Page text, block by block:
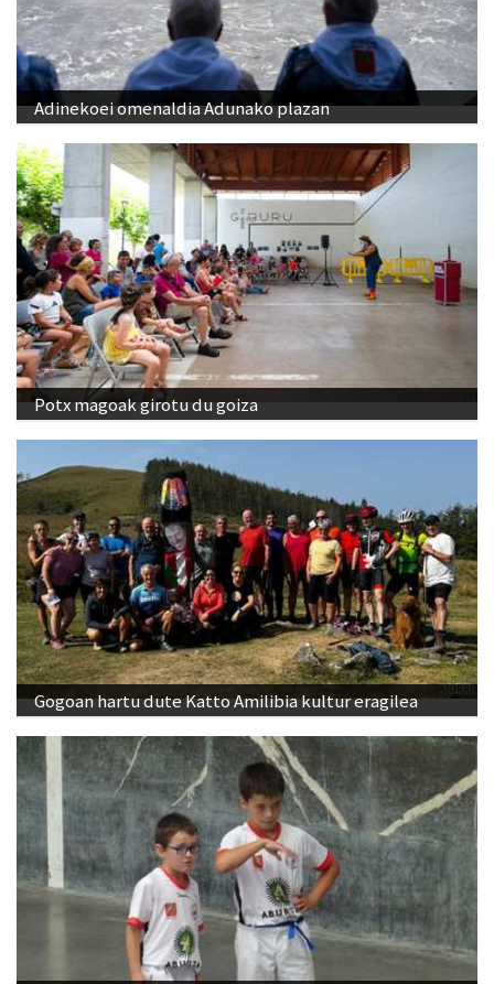
Adinekoei omenaldia Adunako plazan
Potx magoak girotu du goiza
Gogoan hartu dute Katto Amilibia kultur eragilea